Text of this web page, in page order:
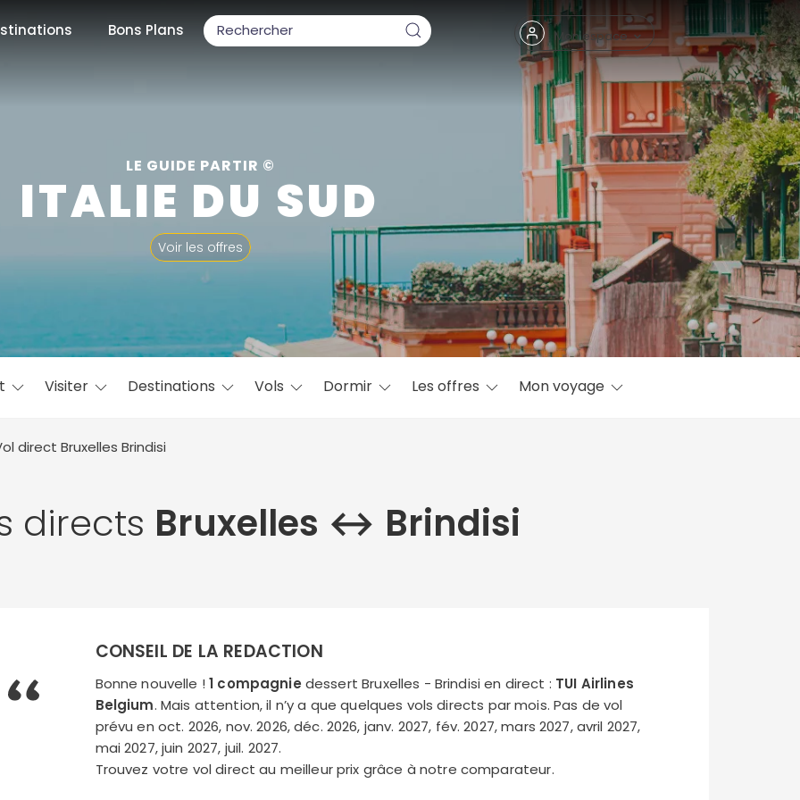
Bons Plans Mon espace
LE GUIDE PARTIR ©
ITALIE DU SUD
Voir les offres
Visiter Destinations Vols Dormir Les offres Mon voyage
direct Bruxelles Brindisi
directs Bruxelles ↔︎ Brindisi
CONSEIL DE LA REDACTION
Bonne nouvelle !1 compagnie dessert Bruxelles - Brindisi en direct : TUI Airlines
Belgium. Mais attention, il n’y a que quelques vols directs par mois. Pas de vol
prévu en oct. 2026, nov. 2026, déc. 2026, janv. 2027, fév. 2027, mars 2027, avril 2027,
mai 2027, juin 2027, juil. 2027.
Trouvez votre vol direct au meilleur prix grâce à notre comparateur.
Fermer
Août
Septembre